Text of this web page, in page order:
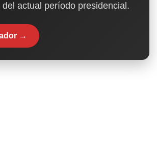
actual período presidencial.
→